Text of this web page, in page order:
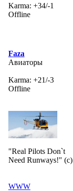
Karma: +34/-1
Offline
Faza
Авиаторы
Karma: +21/-3
Offline
"Real Pilots Don`t
Need Runways!" (c)
WWW